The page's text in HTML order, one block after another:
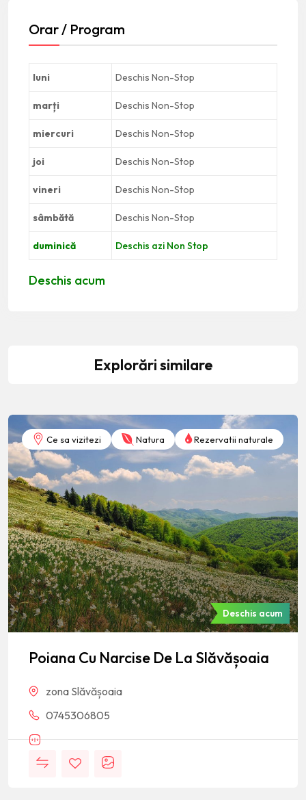
Orar / Program
luni Deschis Non-Stop
marți Deschis Non-Stop
miercuri Deschis Non-Stop
joi Deschis Non-Stop
vineri Deschis Non-Stop
sâmbătă Deschis Non-Stop
duminică Deschis azi Non Stop
Deschis acum
Explorări similare
Ce sa vizitezi Natura Rezervatii naturale
Deschis acum
Poiana Cu Narcise De La Slăvășoaia
zona Slăvășoaia
0745306805